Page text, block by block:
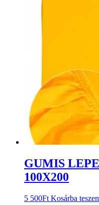
GUMIS
100X200
5 500Ft Kosárba